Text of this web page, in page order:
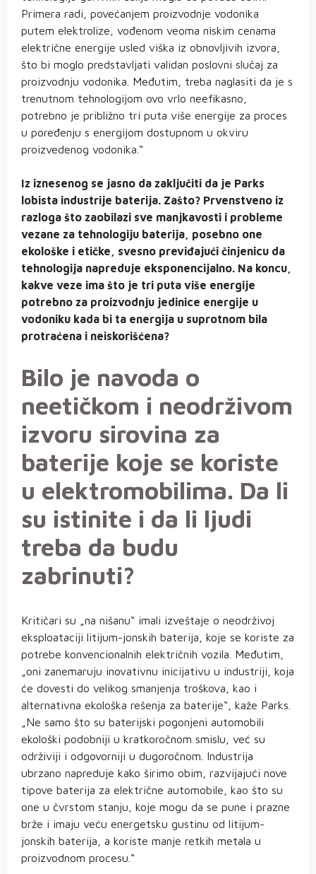
Primera radi, povećanjem proizvodnje vodonika
putem elektrolize, vođenom veoma niskim cenama
električne energije usled viška iz obnovljivih izvora,
što bi moglo predstavljati validan poslovni slučaj za
proizvodnju vodonika. Međutim, treba naglasiti da je s
trenutnom tehnologijom ovo vrlo neefikasno,
potrebno je približno tri puta više energije za proces
u poređenju s energijom dostupnom u okviru
proizvedenog vodonika.“
Iz iznesenog se jasno da zaključiti da je Parks
lobista industrije baterija. Zašto? Prvenstveno iz
razloga što zaobilazi sve manjkavosti i probleme
vezane za tehnologiju baterija, posebno one
ekološke i etičke, svesno previđajući činjenicu da
tehnologija napreduje eksponencijalno. Na koncu,
kakve veze ima što je tri puta više energije
potrebno za proizvodnju jedinice energije u
vodoniku kada bi ta energija u suprotnom bila
protraćena i neiskorišćena?
Bilo je navoda o
neetičkom i neodrživom
izvoru sirovina za
baterije koje se koriste
u elektromobilima. Da li
su istinite i da li ljudi
treba da budu
zabrinuti?
Kritičari su „na nišanu“ imali izveštaje o neodrživoj
eksploataciji litijum-jonskih baterija, koje se koriste za
potrebe konvencionalnih električnih vozila. Međutim,
„oni zanemaruju inovativnu inicijativu u industriji, koja
će dovesti do velikog smanjenja troškova, kao i
alternativna ekološka rešenja za baterije“, kaže Parks.
„Ne samo što su baterijski pogonjeni automobili
ekološki podobniji u kratkoročnom smislu, već su
održiviji i odgovorniji u dugoročnom. Industrija
ubrzano napreduje kako širimo obim, razvijajući nove
tipove baterija za električne automobile, kao što su
one u čvrstom stanju, koje mogu da se pune i prazne
brže i imaju veću energetsku gustinu od litijum-
jonskih baterija, a koriste manje retkih metala u
proizvodnom procesu.“